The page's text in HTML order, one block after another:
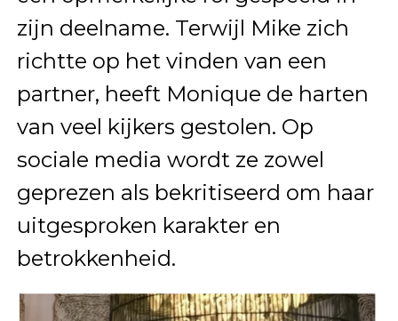
zijn deelname. Terwijl Mike zich
richtte op het vinden van een
partner, heeft Monique de harten
van veel kijkers gestolen. Op
sociale media wordt ze zowel
geprezen als bekritiseerd om haar
uitgesproken karakter en
betrokkenheid.